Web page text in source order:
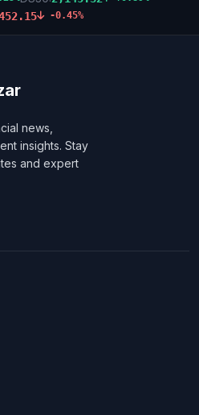
-0.45%
news,
insights. Stay
and expert